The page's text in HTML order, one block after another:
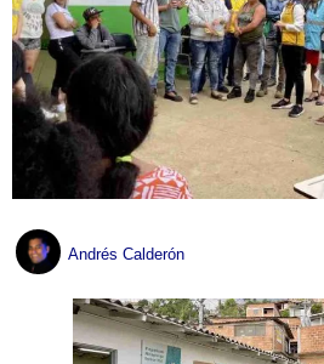
Andrés Calderón